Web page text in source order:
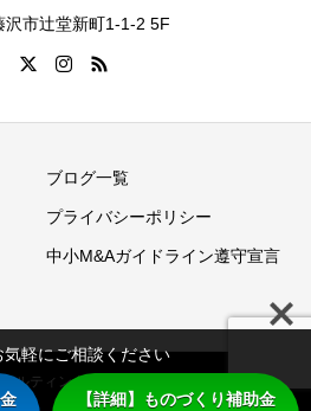
沢市辻堂新町1-1-2 5F
ブログ一覧
プライバシーポリシー
中小M&Aガイドライン遵守宣言
ルティングオフィス（アアル株式会
軽にご相談ください
【詳細】ものづくり補助金